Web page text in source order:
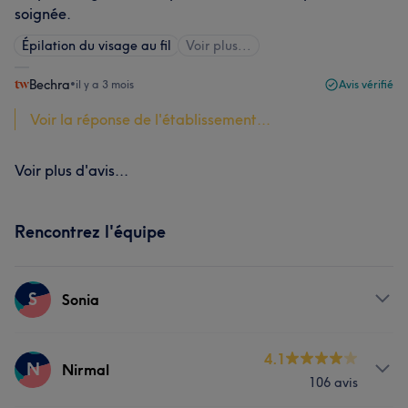
soignée.
Épilation du visage au fil Voir plus...
Bechra•il y a 3 mois Avis vérifié
Voir la réponse de l'établissement...
Voir plus d'avis...
Rencontrez l'équipe
S Sonia
Prestations
N Nirmal
4.1
106 avis